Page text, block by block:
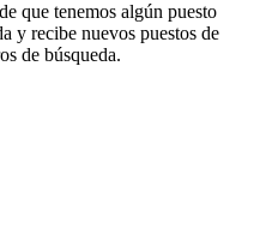
que tenemos algún puesto
y recibe nuevos puestos de
de búsqueda.